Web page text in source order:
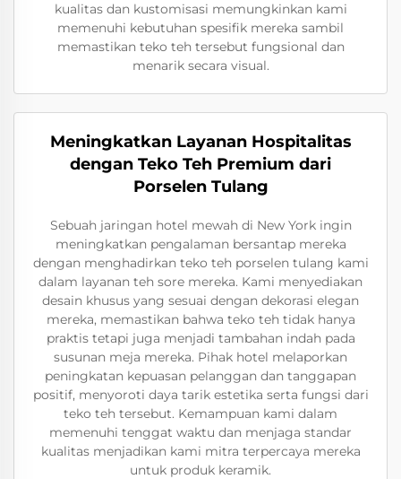
kualitas dan kustomisasi memungkinkan kami
memenuhi kebutuhan spesifik mereka sambil
memastikan teko teh tersebut fungsional dan
menarik secara visual.
Meningkatkan Layanan Hospitalitas
dengan Teko Teh Premium dari
Porselen Tulang
Sebuah jaringan hotel mewah di New York ingin
meningkatkan pengalaman bersantap mereka
dengan menghadirkan teko teh porselen tulang kami
dalam layanan teh sore mereka. Kami menyediakan
desain khusus yang sesuai dengan dekorasi elegan
mereka, memastikan bahwa teko teh tidak hanya
praktis tetapi juga menjadi tambahan indah pada
susunan meja mereka. Pihak hotel melaporkan
peningkatan kepuasan pelanggan dan tanggapan
positif, menyoroti daya tarik estetika serta fungsi dari
teko teh tersebut. Kemampuan kami dalam
memenuhi tenggat waktu dan menjaga standar
kualitas menjadikan kami mitra terpercaya mereka
untuk produk keramik.